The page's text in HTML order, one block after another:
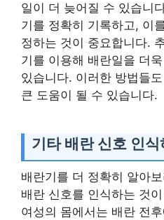
일이 더 늦어질 수 있습니
기를 정확히 기록하고, 이
정하는 것이 중요합니다.
기를 이용해 배란일을 더
있습니다. 이러한 방법들
큰 도움이 될 수 있습니다.
기타 배란 신호 인식
배란기를 더 정확히 알아
배란 신호를 인식하는 것
여성의 몸에서는 배란 전